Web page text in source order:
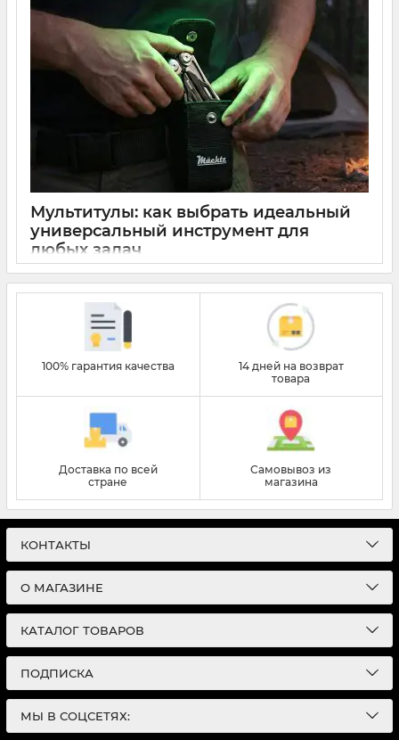
Мультитулы: как выбрать идеальный
универсальный инструмент для
любых задач
29 2026 0
100% гарантия качества
14 дней на возврат
товара
Доставка по всей
стране
Самовывоз из
магазина
КОНТАКТЫ
О МАГАЗИНЕ
КАТАЛОГ ТОВАРОВ
ПОДПИСКА
МЫ В СОЦСЕТЯХ: